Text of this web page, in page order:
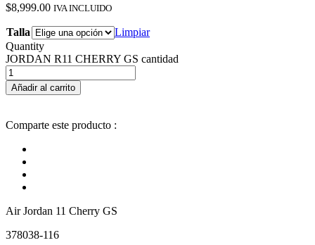
$8,999.00 IVA INCLUIDO
Talla
Limpiar
Quantity
JORDAN R11 CHERRY GS cantidad
Añadir al carrito
Comparte este producto :
Air Jordan 11 Cherry GS
378038-116